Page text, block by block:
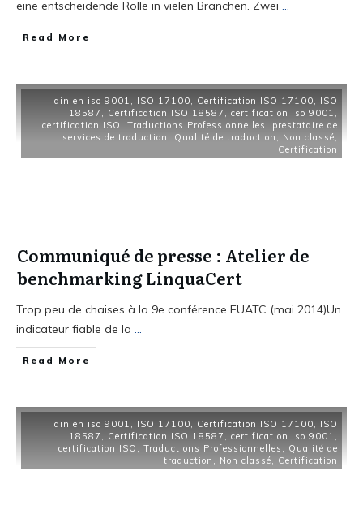
eine entscheidende Rolle in vielen Branchen. Zwei ...
Read More
din en iso 9001 , ISO 17100, Certification ISO 17100, ISO
18587 , Certification ISO 18587 , certification iso 9001 ,
certification ISO , Traductions Professionnelles , prestataire de
services de traduction , Qualité de traduction , Non classé,
Certification
Communiqué de presse : Atelier de
benchmarking LinquaCert
Trop peu de chaises à la 9e conférence EUATC (mai 2014)Un
indicateur fiable de la ...
Read More
din en iso 9001 , ISO 17100, Certification ISO 17100, ISO
18587 , Certification ISO 18587 , certification iso 9001 ,
certification ISO , Traductions Professionnelles , Qualité de
traduction , Non classé, Certification